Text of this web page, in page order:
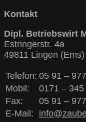
Kontakt
Dipl. Betriebswirt
Estringerstr. 4a
49811 Lingen (Ems)
Telefon: 05 91 –
Mobil:
0171 –
Fax:
05 91 –
E-Mail: